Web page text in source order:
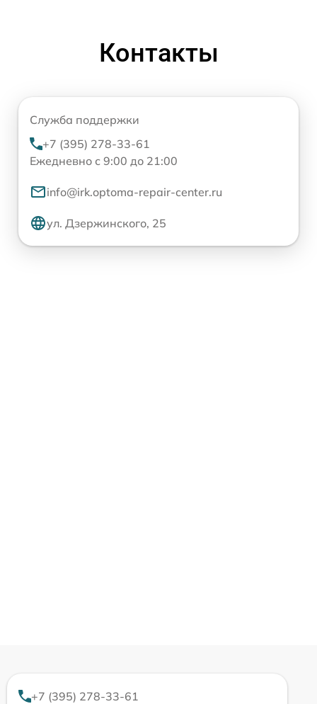
Контакты
Служба поддержки
+7 (395) 278-33-61
Ежедневно с 9:00 до 21:00
info@irk.optoma-repair-center.ru
ул. Дзержинского, 25
+7 (395) 278-33-61